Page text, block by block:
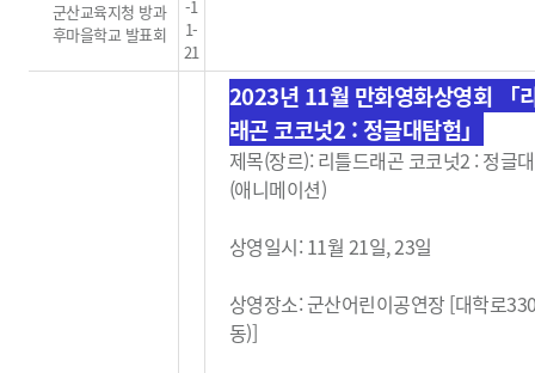
군산교육지청 방과
후마을학교 발표회
-1
1-
21
2023년 11월 만화영화상영회 「
래곤 코코넛2 : 정글대탐험」
제목(장르): 리틀드래곤 코코넛2 : 정글
(애니메이션)
상영일시: 11월 21일, 23일
상영장소: 군산어린이공연장 [대학로
동)]